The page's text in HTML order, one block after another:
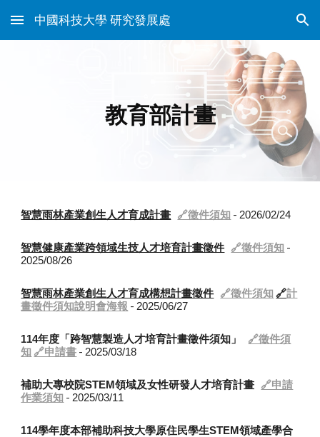
Skip to main content Skip to navigation
中國科技大學 研究發展處
教育部計畫
智慧雨林產業創生人才育成計畫 🔗徵件須知 - 2026/02/24
智慧健康產業跨領域生技人才培育計畫徵件 🔗徵件須知 -
2025/08/26
智慧雨林產業創生人才育成構想計畫徵件 🔗徵件須知 🔗計
畫徵件須知說明會海報 - 2025/06/27
114年度「跨智慧製造人才培育計畫徵件須知」
🔗徵件須
知 🔗申請書 - 2025/03/18
補助大專校院STEM領域及女性研發人才培育計畫
🔗申請
作業須知 - 2025/03/11
114學年度本部補助科技大學原住民學生STEM領域產學合